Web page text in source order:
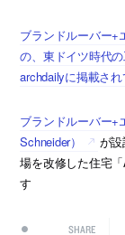
ブランドルーバー+
の、東ドイツ時代
archdailyに掲載さ
ブランドルーバー+
Schneider）
が
場を改修した住宅
す
SHARE